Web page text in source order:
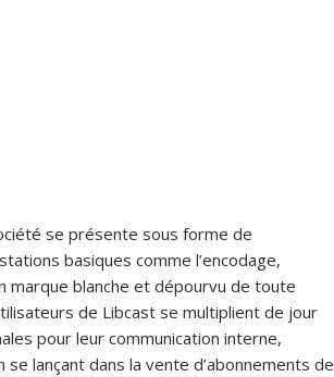
se présente sous forme de
basiques comme l’encodage,
marque blanche et dépourvu de toute
de Libcast se multiplient de jour
pour leur communication interne,
lançant dans la vente d’abonnements de